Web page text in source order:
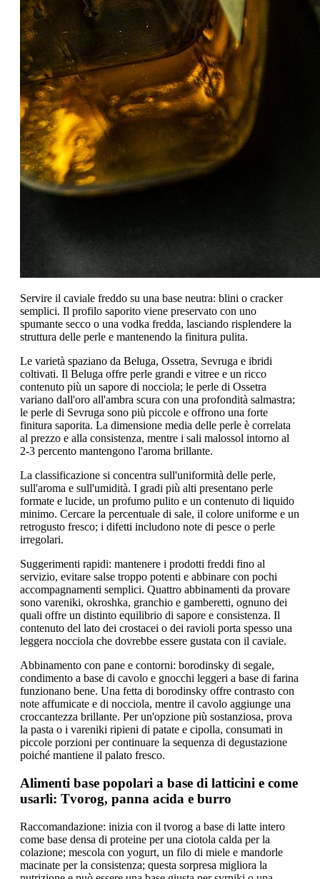
Servire il caviale freddo su una base neutra: blini o cracker
semplici. Il profilo saporito viene preservato con uno
spumante secco o una vodka fredda, lasciando risplendere la
struttura delle perle e mantenendo la finitura pulita.
Le varietà spaziano da Beluga, Ossetra, Sevruga e ibridi
coltivati. Il Beluga offre perle grandi e vitree e un ricco
contenuto più un sapore di nocciola; le perle di Ossetra
variano dall'oro all'ambra scura con una profondità salmastra;
le perle di Sevruga sono più piccole e offrono una forte
finitura saporita. La dimensione media delle perle è correlata
al prezzo e alla consistenza, mentre i sali malossol intorno al
2-3 percento mantengono l'aroma brillante.
La classificazione si concentra sull'uniformità delle perle,
sull'aroma e sull'umidità. I gradi più alti presentano perle
formate e lucide, un profumo pulito e un contenuto di liquido
minimo. Cercare la percentuale di sale, il colore uniforme e un
retrogusto fresco; i difetti includono note di pesce o perle
irregolari.
Suggerimenti rapidi: mantenere i prodotti freddi fino al
servizio, evitare salse troppo potenti e abbinare con pochi
accompagnamenti semplici. Quattro abbinamenti da provare
sono vareniki, okroshka, granchio e gamberetti, ognuno dei
quali offre un distinto equilibrio di sapore e consistenza. Il
contenuto del lato dei crostacei o dei ravioli porta spesso una
leggera nocciola che dovrebbe essere gustata con il caviale.
Abbinamento con pane e contorni: borodinsky di segale,
condimento a base di cavolo e gnocchi leggeri a base di farina
funzionano bene. Una fetta di borodinsky offre contrasto con
note affumicate e di nocciola, mentre il cavolo aggiunge una
croccantezza brillante. Per un'opzione più sostanziosa, prova
la pasta o i vareniki ripieni di patate e cipolla, consumati in
piccole porzioni per continuare la sequenza di degustazione
poiché mantiene il palato fresco.
Alimenti base popolari a base di latticini e come
usarli: Tvorog, panna acida e burro
Raccomandazione: inizia con il tvorog a base di latte intero
come base densa di proteine per una ciotola calda per la
colazione; mescola con yogurt, un filo di miele e mandorle
macinate per la consistenza; questa sorpresa migliora la